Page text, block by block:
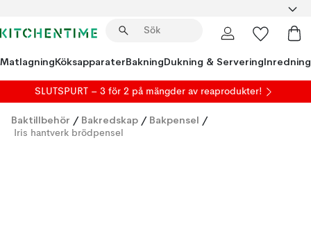
MatlagningKöksapparaterBakningDukning & ServeringInredning
SLUTSPURT – 3 för 2 på mängder av reaprodukter!
Baktillbehör / Bakredskap / Bakpensel /
Iris hantverk brödpensel